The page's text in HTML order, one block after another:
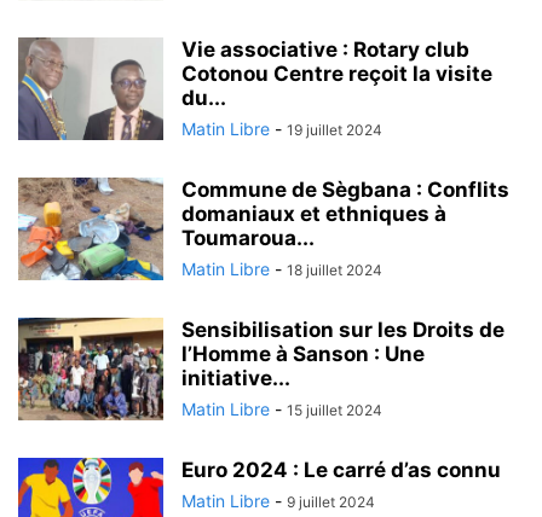
Vie associative : Rotary club
Cotonou Centre reçoit la visite
du...
Matin Libre - 19 juillet 2024
Commune de Sègbana : Conflits
domaniaux et ethniques à
Toumaroua...
Matin Libre - 18 juillet 2024
Sensibilisation sur les Droits de
l’Homme à Sanson : Une
initiative...
Matin Libre - 15 juillet 2024
Euro 2024 : Le carré d’as connu
Matin Libre - 9 juillet 2024